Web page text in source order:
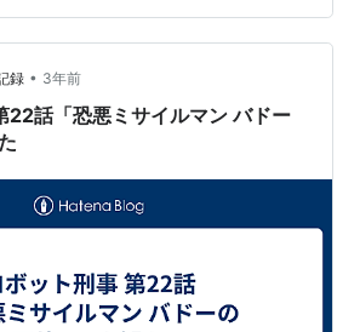
われました。 学生(松坂雅治)「お
潜り、仲…
録 • 3年前
22話「恐悪ミサイルマン バドー